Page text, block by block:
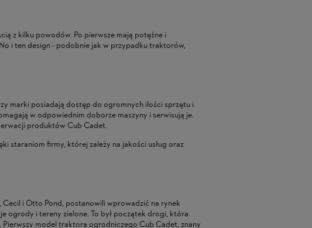
z kilku powodów. Po pierwsze mają potężne i
i ten design - podobnie jak w przypadku traktorów,
marki posiadają dostęp do ogromnych ilości sprzętu i
w odpowiednim doborze maszyny i serwisują je.
produktów Cub Cadet.
staraniom firmy, której zależy na jakości usług oraz
i Otto Pond, postanowili wprowadzić na rynek
ogrody i tereny zielone. To był początek drogi, która
model traktora ogrodniczego Cub Cadet, znany